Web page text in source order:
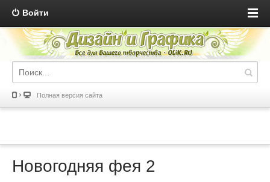
Войти
Полная версия сайта
Новогодняя фея 2